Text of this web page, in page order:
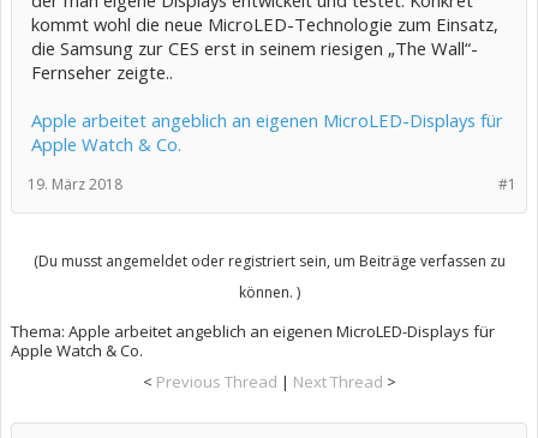
kommt wohl die neue MicroLED-Technologie zum Einsatz,
die Samsung zur CES erst in seinem riesigen „The Wall“-
Fernseher zeigte..
Apple arbeitet angeblich an eigenen MicroLED-Displays für
Apple Watch & Co.
#1
19. März 2018
(Du musst angemeldet oder registriert sein, um Beiträge verfassen zu
können. )
Thema: Apple arbeitet angeblich an eigenen MicroLED-Displays für
Apple Watch & Co.
< Previous Thread | Next Thread >